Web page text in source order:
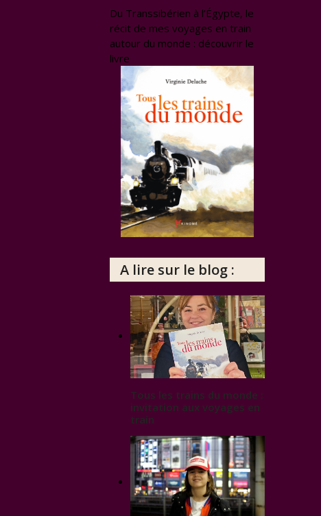
Du Transsibérien à l’Égypte, le
récit de mes voyages en train
autour du monde : découvrir le
livre
A lire sur le blog :
Tous les trains du monde :
invitation aux voyages en
train